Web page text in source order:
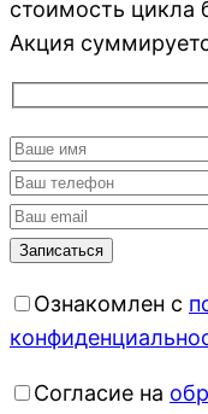
стоимость цикла
Акция
Ознакомлен с
Согласие на